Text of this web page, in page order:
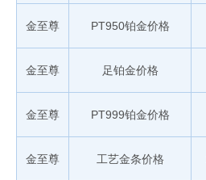
金至尊 PT950铂金价格
金至尊 足铂金价格
金至尊 PT999铂金价格
金至尊 工艺金条价格